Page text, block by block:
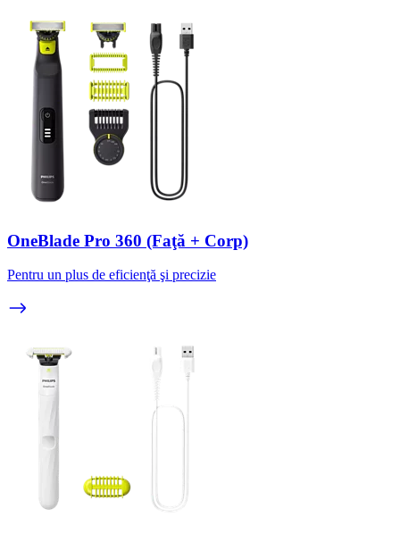
OneBlade Pro 360 (Faţă + Corp)
Pentru un plus de eficienţă şi precizie